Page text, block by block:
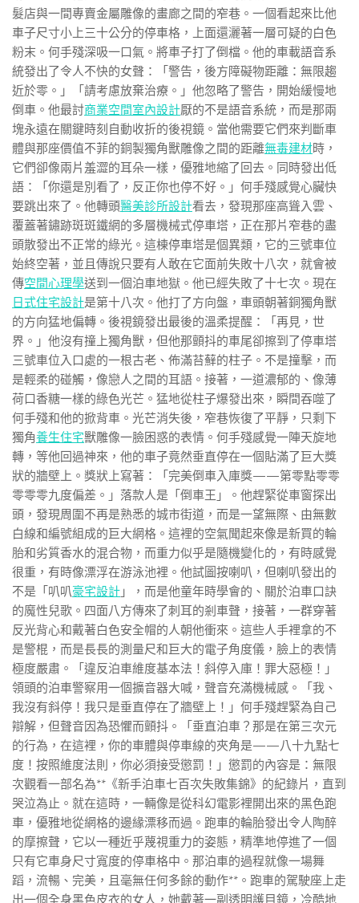
髮店與一間專賣金屬雕像的畫廊之間的窄巷。一個看起來比他
車子尺寸小上三十公分的停車格，上面還灑著一層可疑的白色
粉末。何手殘深吸一口氣。將車子打了倒檔。他的車載語音系
統發出了令人不快的女聲：「警告，後方障礙物距離：無限趨
近於零。」「請考慮放棄治療。」他忽略了警告，開始緩慢地
倒車。他最討商業空間室內設計厭的不是語音系統，而是那兩
塊永遠在關鍵時刻自動收折的後視鏡。當他需要它們來判斷車
體與那座價值不菲的銅製獨角獸雕像之間的距離無毒建材時，
它們卻像兩片羞澀的耳朵一樣，優雅地縮了回去。同時發出低
語：「你還是別看了，反正你也停不好。」何手殘感覺心臟快
要跳出來了。他轉頭醫美診所設計看去，發現那座高聳入雲、
覆蓋著鏽跡斑斑鐵網的多層機械式停車塔，正在那片窄巷的盡
頭散發出不正常的綠光。這棟停車塔是個異類，它的三號車位
始終空著，並且傳說只要有人敢在它面前失敗十八次，就會被
傳空間心理學送到一個泊車地獄。他已經失敗了十七次。現在
日式住宅設計是第十八次。他打了方向盤，車頭朝著銅獨角獸
的方向猛地偏轉。後視鏡發出最後的溫柔提醒：「再見，世
界。」他沒有撞上獨角獸，但他那顫抖的車尾卻擦到了停車塔
三號車位入口處的一根古老、佈滿苔蘚的柱子。不是撞擊，而
是輕柔的碰觸，像戀人之間的耳語。接著，一道濃郁的、像薄
荷口香糖一樣的綠色光芒。猛地從柱子爆發出來，瞬間吞噬了
何手殘和他的掀背車。光芒消失後，窄巷恢復了平靜，只剩下
獨角養生住宅獸雕像一臉困惑的表情。何手殘感覺一陣天旋地
轉，等他回過神來，他的車子竟然垂直停在一個貼滿了巨大獎
狀的牆壁上。獎狀上寫著：「完美倒車入庫獎——第零點零零
零零零九度偏差。」落款人是「倒車王」。他趕緊從車窗探出
頭，發現周圍不再是熟悉的城市街道，而是一望無際、由無數
白線和編號組成的巨大網格。這裡的空氣聞起來像是新買的輪
胎和劣質香水的混合物，而重力似乎是隨機變化的，有時感覺
很重，有時像漂浮在游泳池裡。他試圖按喇叭，但喇叭發出的
不是「叭叭豪宅設計 」，而是他童年時學會的、關於泊車口訣
的魔性兒歌。四面八方傳來了刺耳的剎車聲，接著，一群穿著
反光背心和戴著白色安全帽的人朝他衝來。這些人手裡拿的不
是警棍，而是長長的測量尺和巨大的電子角度儀，臉上的表情
極度嚴肅。「違反泊車維度基本法！斜停入庫！罪大惡極！」
領頭的泊車警察用一個擴音器大喊，聲音充滿機械感。「我、
我沒有斜停！我只是垂直停在了牆壁上！」何手殘趕緊為自己
辯解，但聲音因為恐懼而顫抖。「垂直泊車？那是在第三次元
的行為，在這裡，你的車體與停車線的夾角是——八十九點七
度！按照維度法則，你必須接受懲罰！」懲罰的內容是：無限
次觀看一部名為**《新手泊車七百次失敗集錦》的紀錄片，直到
哭泣為止。就在這時，一輛像是從科幻電影裡開出來的黑色跑
車，優雅地從網格的邊緣漂移而過。跑車的輪胎發出令人陶醉
的摩擦聲，它以一種近乎蔑視重力的姿態，精準地停進了一個
只有它車身尺寸寬度的停車格中。那泊車的過程就像一場舞
蹈，流暢、完美，且毫無任何多餘的動作**。跑車的駕駛座上走
出一個全身黑色皮衣的女人，她戴著一副透明護目鏡，冷酷地